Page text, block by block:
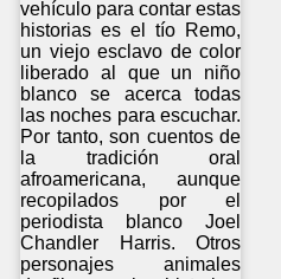
vehículo para contar estas
historias es el tío Remo,
un viejo esclavo de color
liberado al que un niño
blanco se acerca todas
las noches para escuchar.
Por tanto, son cuentos de
la tradición oral
afroamericana, aunque
recopilados por el
periodista blanco Joel
Chandler Harris. Otros
personajes animales